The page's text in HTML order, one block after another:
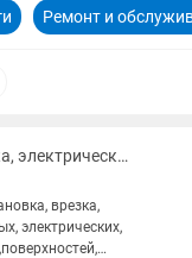
Ремонт и
Установка, врезка, электрических индукционных газовых плит, поверхностей.
врезка,
электрических,